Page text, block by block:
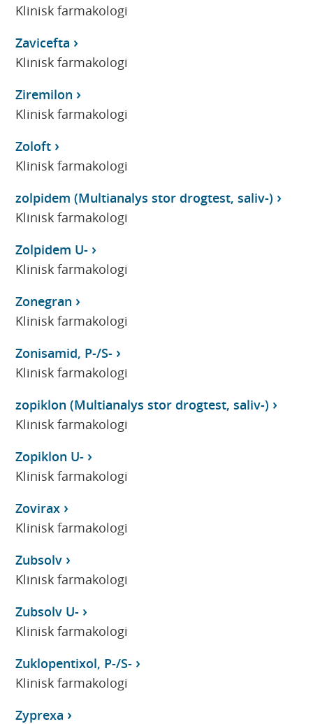
Klinisk farmakologi
Zavicefta
Klinisk farmakologi
Ziremilon
Klinisk farmakologi
Zoloft
Klinisk farmakologi
zolpidem (Multianalys stor drogtest, saliv-)
Klinisk farmakologi
Zolpidem U-
Klinisk farmakologi
Zonegran
Klinisk farmakologi
Zonisamid, P-/S-
Klinisk farmakologi
zopiklon (Multianalys stor drogtest, saliv-)
Klinisk farmakologi
Zopiklon U-
Klinisk farmakologi
Zovirax
Klinisk farmakologi
Zubsolv
Klinisk farmakologi
Zubsolv U-
Klinisk farmakologi
Zuklopentixol, P-/S-
Klinisk farmakologi
Zyprexa